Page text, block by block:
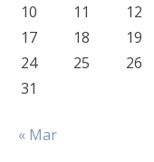
10
11 12
17
18 19
24
25 26
31
« Mar